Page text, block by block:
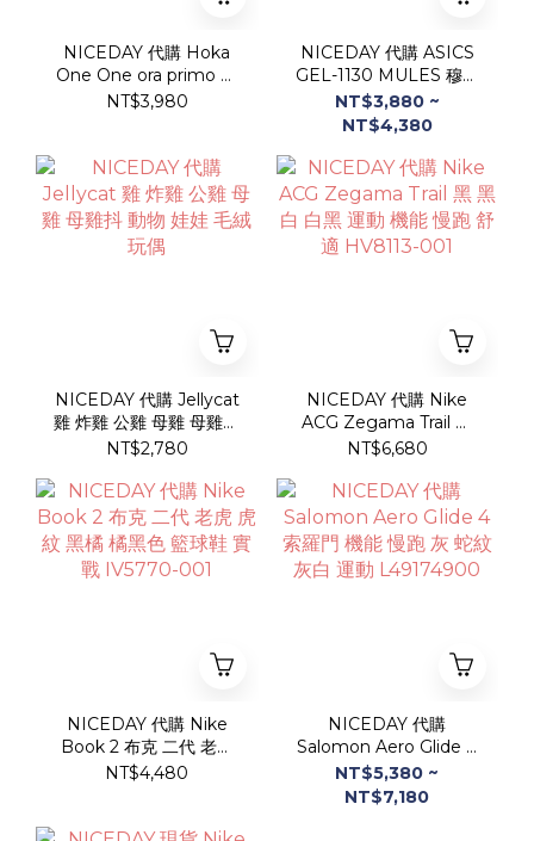
NICEDAY 代購 Hoka
One One ora primo 黑
全黑 灰黑 拖鞋 輕便 一腳
NT$3,980
NICEDAY 代購 ASICS
GEL-1130 MULES 穆勒
拖鞋 一腳蹬 輕便 白 棕色
摩卡 1203B048-101
NT$3,880 ~
NT$4,380
NICEDAY 代購 Jellycat
雞 炸雞 公雞 母雞 母雞抖
動物 娃娃 毛絨玩偶
NT$2,780
NICEDAY 代購 Nike
ACG Zegama Trail 黑
黑白 白黑 運動 機能 慢跑
NT$6,680
NICEDAY 代購 Nike
Book 2 布克 二代 老虎
虎紋 黑橘 橘黑色 籃球鞋
NT$4,480
NICEDAY 代購
Salomon Aero Glide 4
索羅門 機能 慢跑 灰 蛇紋
灰白 運動 L49174900
NT$5,380 ~
NT$7,180